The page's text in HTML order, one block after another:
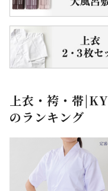
上衣・袴・帯
のランキング